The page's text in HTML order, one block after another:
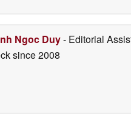
Ngoc Duy- Editorial
since 2008